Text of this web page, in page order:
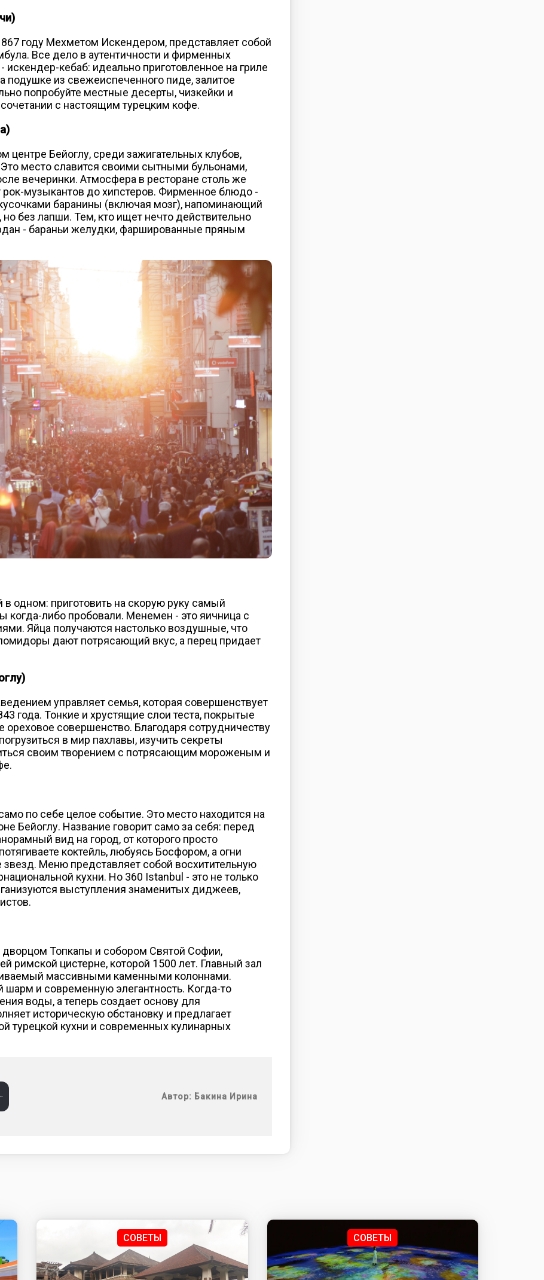
году Мехметом Искендером, представляет собой
Все дело в аутентичности и фирменных
кебаб: идеально приготовленное на гриле
подушке из свежеиспеченного пиде, залитое
попробуйте местные десерты, чизкейки и
с настоящим турецким кофе.
центре Бейоглу, среди зажигательных клубов,
место славится своими сытными бульонами,
вечеринки. Атмосфера в ресторане столь же
рок-музыкантов до хипстеров. Фирменное блюдо -
баранины (включая мозг), напоминающий
без лапши. Тем, кто ищет нечто действительно
- бараньи желудки, фаршированные пряным
одном: приготовить на скорую руку самый
либо пробовали. Менемен - это яичница с
Яйца получаются настолько воздушные, что
дают потрясающий вкус, а перец придает
управляет семья, которая совершенствует
года. Тонкие и хрустящие слои теста, покрытые
совершенство. Благодаря сотрудничеству
в мир пахлавы, изучить секреты
своим творением с потрясающим мороженым и
по себе целое событие. Это место находится на
Бейоглу. Название говорит само за себя: перед
вид на город, от которого просто
коктейль, любуясь Босфором, а огни
Меню представляет собой восхитительную
кухни. Но 360 Istanbul - это не только
выступления знаменитых диджеев,
Топкапы и собором Святой Софии,
римской цистерне, которой 1500 лет. Главный зал
массивными каменными колоннами.
шарм и современную элегантность. Когда-то
воды, а теперь создает основу для
историческую обстановку и предлагает
турецкой кухни и современных кулинарных
Автор: Бакина Ирина
СОВЕТЫ СОВЕТЫ